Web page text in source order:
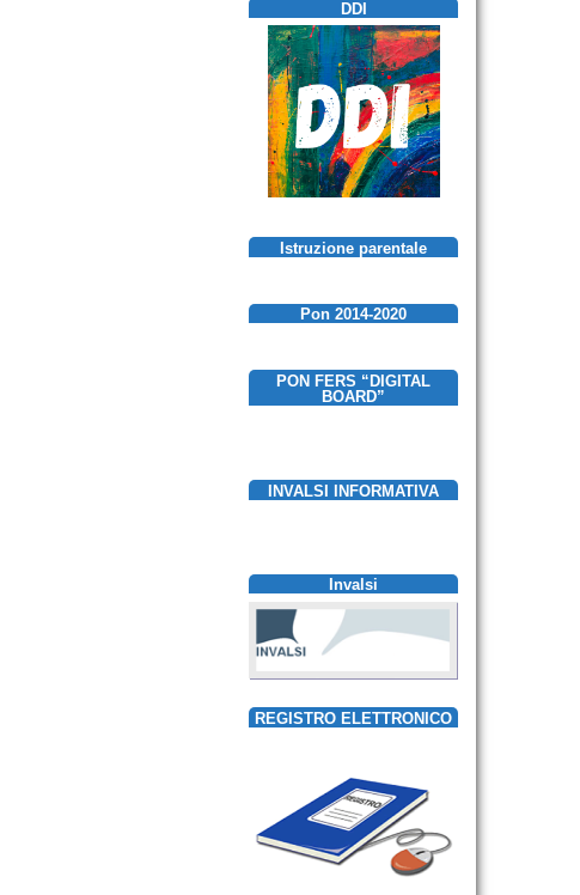
DDI
Istruzione parentale
Pon 2014-2020
PON FERS “DIGITAL
BOARD”
INVALSI INFORMATIVA
Invalsi
REGISTRO ELETTRONICO